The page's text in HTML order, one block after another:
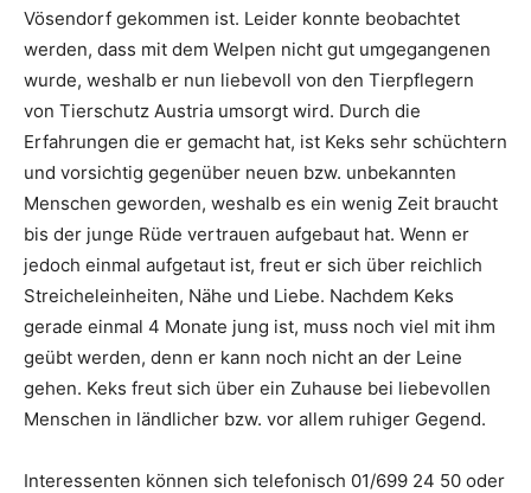
Vösendorf gekommen ist. Leider konnte beobachtet
werden, dass mit dem Welpen nicht gut umgegangenen
wurde, weshalb er nun liebevoll von den Tierpflegern
von Tierschutz Austria umsorgt wird. Durch die
Erfahrungen die er gemacht hat, ist Keks sehr schüchtern
und vorsichtig gegenüber neuen bzw. unbekannten
Menschen geworden, weshalb es ein wenig Zeit braucht
bis der junge Rüde vertrauen aufgebaut hat. Wenn er
jedoch einmal aufgetaut ist, freut er sich über reichlich
Streicheleinheiten, Nähe und Liebe. Nachdem Keks
gerade einmal 4 Monate jung ist, muss noch viel mit ihm
geübt werden, denn er kann noch nicht an der Leine
gehen. Keks freut sich über ein Zuhause bei liebevollen
Menschen in ländlicher bzw. vor allem ruhiger Gegend.
Interessenten können sich telefonisch 01/699 24 50 oder